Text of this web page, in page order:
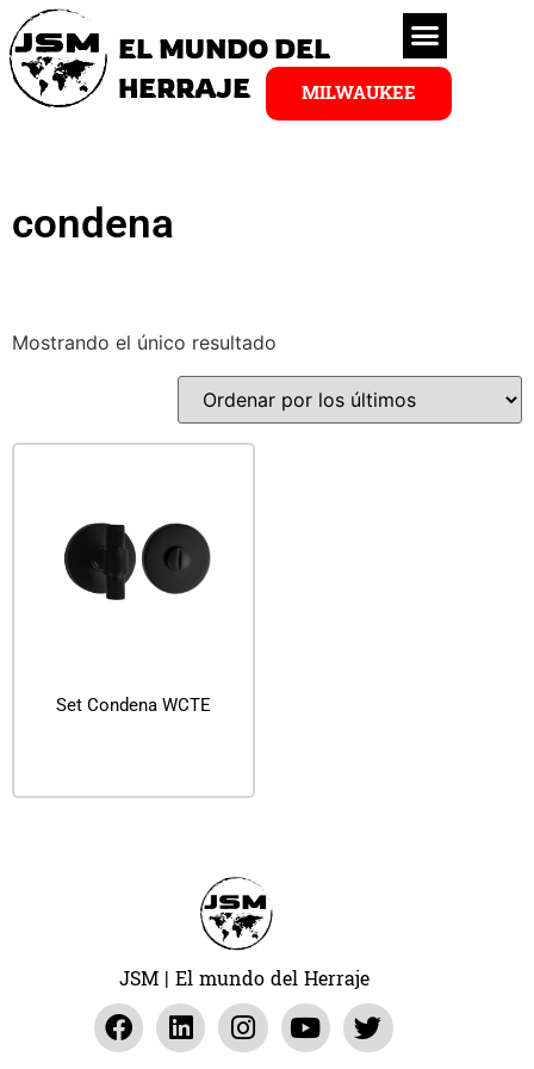
EL MUNDO DEL
HERRAJE
MILWAUKEE
condena
Mostrando el único resultado
Set Condena WCTE
JSM | El mundo del Herraje